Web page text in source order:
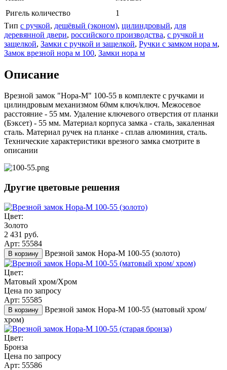
Ригель количество
1
Тип с ручкой, дешёвый (эконом), цилиндровый, для
деревянной двери, российского производства, с ручкой и
защелкой, Замки с ручкой и защелкой, Ручки с замком нора м,
Замок врезной нора м 100, Замки нора м
Описание
Врезной замок "Нора-М" 100-55 в комплекте с ручками и
цилиндровым механизмом 60мм ключ/ключ. Межосевое
расстояние - 55 мм. Удаление ключевого отверстия от планки
(Бэксет) - 55 мм. Материал корпуса замка - сталь, закаленная
сталь. Материал ручек на планке - сплав алюминия, сталь.
Технические характеристики врезного замка смотрите в
описании
Другие цветовые решения
Цвет:
Золото
2 431 руб.
Арт: 55584
В корзину Врезной замок Нора-М 100-55 (золото)
Цвет:
Матовый хром/Хром
Цена по запросу
Арт: 55585
В корзину
Врезной замок Нора-М 100-55 (матовый хром/
хром)
Цвет:
Бронза
Цена по запросу
Арт: 55586